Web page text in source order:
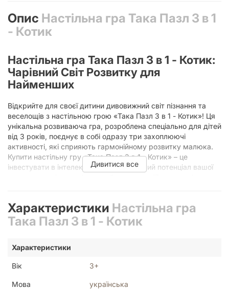
Опис Настільна гра Така Пазл 3 в 1
- Котик
Настільна гра Така Пазл 3 в 1 - Котик:
Чарівний Світ Розвитку для
Найменших
Відкрийте для своєї дитини дивовижний світ пізнання та
веселощів з настільною грою «Така Пазл 3 в 1 - Котик»! Ця
унікальна розвиваюча гра, розроблена спеціально для дітей
від 3 років, поєднує в собі одразу три захоплюючі
активності, які сприяють гармонійному розвитку малюка.
Купити настільну гру «Така Пазл 3 в 1 - Котик» – це
інвестувати в інтелектуальний та творчий потенціал вашої
Три в Одному: Безмежні Можливості
для Навчання та Розваг
універсальності. «Така Пазл 3 в 1 - Котик» – це не просто
допомагають дитині вдосконалювати ключові навички. Які
Дивитися все
Характеристики Настільна гра
Така Пазл 3 в 1 - Котик
Характеристики
Вік 3+
Мова українська